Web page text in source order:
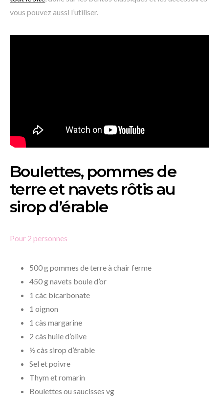
vous pouvez aussi l’utiliser.
Boulettes, pommes de
terre et navets rôtis au
sirop d’érable
Pour 2 personnes
500 g pommes de terre à chair ferme
450 g navets boule d’or
1 càc bicarbonate
1 oignon
1 càs margarine
2 càs huile d’olive
½ càs sirop d’érable
Sel et poivre
Thym et romarin
Boulettes ou saucisses vg